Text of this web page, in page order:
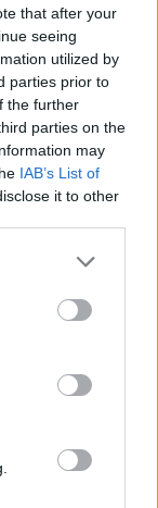
that after your
seeing
utilized by
parties prior to
the further
parties on the
may
IAB’s List of
it to other